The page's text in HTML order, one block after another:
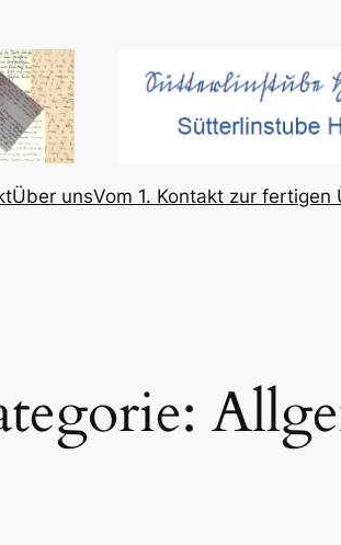
Über unsVom 1. Kontakt zur fertigen